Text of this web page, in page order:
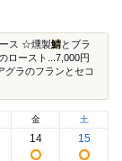
ース ☆燻製鯖とブラ
ロースト...7,000円
グラのフランとセコ
金
14
土
15